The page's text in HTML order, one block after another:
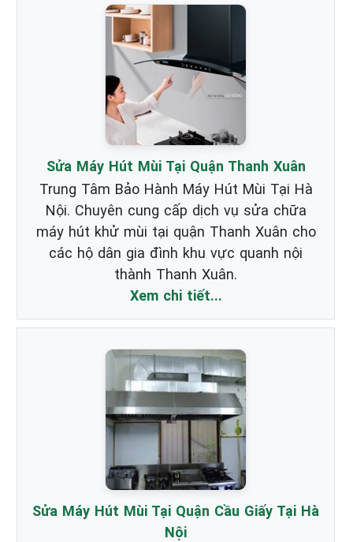
Sửa Máy Hút Mùi Tại Quận Thanh Xuân
Trung Tâm Bảo Hành Máy Hút Mùi Tại Hà
Nội. Chuyên cung cấp dịch vụ sửa chữa
máy hút khử mùi tại quận Thanh Xuân cho
các hộ dân gia đình khu vực quanh nội
thành Thanh Xuân.
Xem chi tiết...
Sửa Máy Hút Mùi Tại Quận Cầu Giấy Tại Hà
Nội